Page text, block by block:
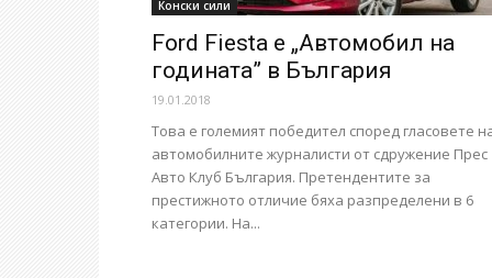
Конски сили
Ford Fiesta е „Автомобил на
годината” в България
19.01.2018
Това е големият победител според гласовете
автомобилните журналисти от сдружение Прес
Авто Клуб България. Претендентите за
престижното отличие бяха разпределени в 6
категории. На...